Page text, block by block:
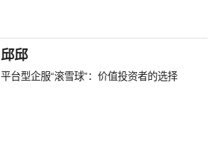
邱邱
平台型企服“滚雪球”：价值投资者的选择